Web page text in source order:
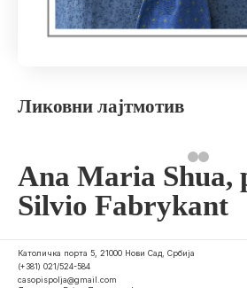
Ликовни лајтмотив
Ana Maria Shua,
Silvio Fabrykant
Католичка порта 5, 21000 Нови Сад, Србија
(+381) 021/524-584
casopispolja@gmail.com